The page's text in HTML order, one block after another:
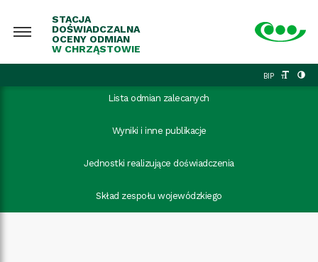
STACJA
DOŚWIADCZALNA
OCENY ODMIAN
W CHRZĄSTOWIE
BIP
Lista odmian zalecanych
Wyniki i inne publikacje
Jednostki realizujące doświadczenia
Skład zespołu wojewódzkiego